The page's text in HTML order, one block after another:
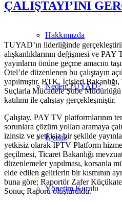
Hakkımızda
Neden TUYAD?
Üyelik
Yönetim Kurulu
ÇALIŞTAYI’INI
TUYAD’ın liderliğinde
alışkanlıklarının değişmesi ve
yayınların önüne geçme amacını
Otel’de düzenlenen bu çalıştayın
yapılmıştır. BTK, İçişleri
Suçlarla Mücadele Şube
katılımı ile çalıştay gerçekleşmiştir.
Çalıştay, PAY TV platformlarının
sorunlara çözüm yolları aramaya
izinsiz ve yetkisiz bir şekilde
yetkisiz olarak IPTV Platform
geçilmesi, Ticaret Bakanlığı
düzenlemeler yapılması, korsanla
elde edilen gelirlerin bir kısmının
buna göre; Raportör Zafer
Sonuç Raporu oluşturuldu.